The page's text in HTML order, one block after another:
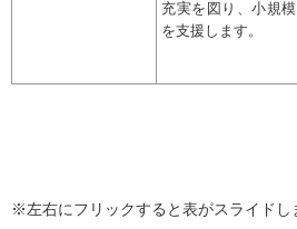
充実を図り、小規
を支援します。
※左右にフリックすると表がスライドし